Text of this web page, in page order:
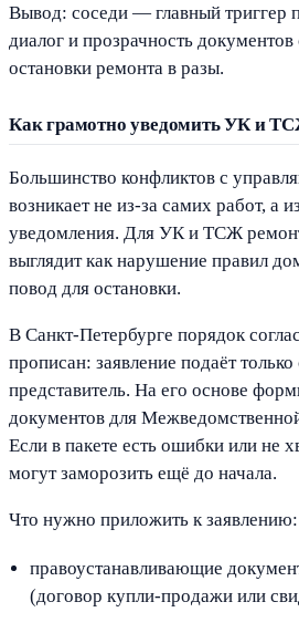
Вывод: соседи — главный триггер
диалог и прозрачность
остановки ремонта в разы.
Как грамотно уведомить УК и
Большинство конфликтов с
возникает не из-за самих работ, а
уведомления. Для УК и ТСЖ
выглядит как нарушение правил
повод для остановки.
В Санкт-Петербурге порядок
прописан: заявление подаёт
представитель. На его основе
документов для
Если в пакете есть ошибки или не
могут заморозить ещё до начала.
Что нужно приложить к заявлению:
правоустанавливающие
(договор купли-продажи или